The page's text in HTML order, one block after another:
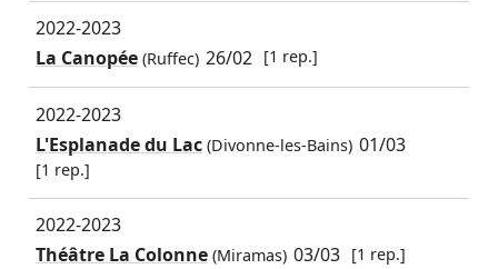
2022-2023
La Canopée(Ruffec) 26/02 [1 rep.]
2022-2023
L'Esplanade du Lac(Divonne-les-Bains) 01/03
[1 rep.]
2022-2023
Théâtre La Colonne(Miramas) 03/03 [1 rep.]